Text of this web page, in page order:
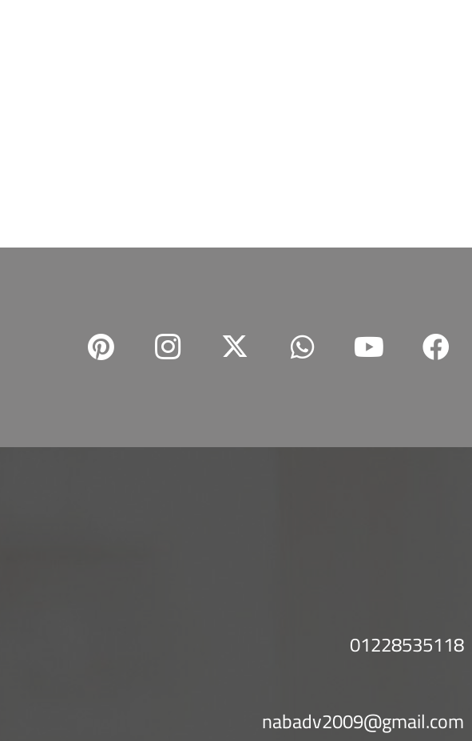
01228535118
nabadv2009@gmail.com